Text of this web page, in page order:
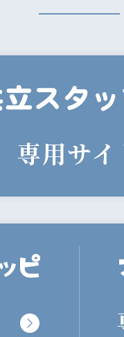
専用サ